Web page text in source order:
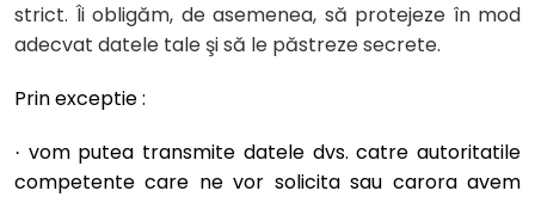
strict. Îi obligăm, de asemenea, să protejeze în mod
adecvat datele tale şi să le păstreze secrete.
Prin exceptie :
· vom putea transmite datele dvs. catre autoritatile
competente care ne vor solicita sau carora avem